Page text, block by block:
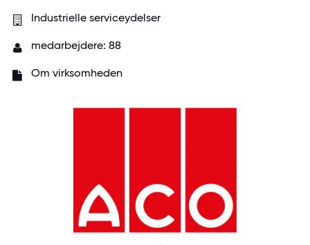
Industrielle serviceydelser
medarbejdere: 88
Om virksomheden